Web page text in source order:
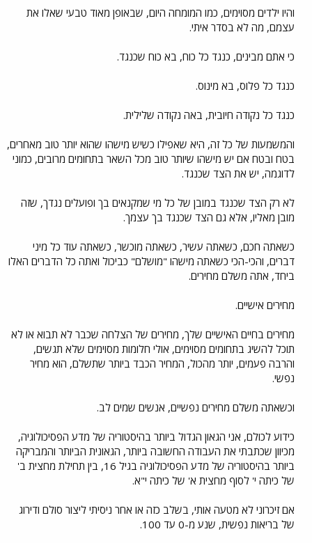
והיו ילדים מסוימים, כמו המומחה היום, שבאופן מאוד טבעי שאלו את
עצמם, מה לא בסדר איתי.
כי אתם מבינים, כנגד כל כוח, בא כוח שכנגד.
כנגד כל פלוס, בא מינוס.
כנגד כל נקודה חיובית, באה נקודה שלילית.
והמשמעות של כל זה, היא שאפילו כשיש מישהו שהוא יותר טוב מאחרים,
בטח ובטח אם יש מישהו שיותר טוב מכל השאר בתחומים מרובים, כמוני
לדוגמה, יש את הצד שכנגד.
לא רק הצד שכנגד במובן של כל מי שמקנאים בך ופועלים נגדך, שזה
מובן מאליו, אלא גם הצד שכנגד בך עצמך.
כשאתה חכם, כשאתה עשיר, כשאתה מוכשר, כשאתה עוד כל מיני
דברים, והכי-הכי כשאתה מישהו "מושלם" כביכול ואתה כל הדברים האלו
ביחד, אתה משלם מחירים.
מחירים אישיים.
מחירים בחיים האישיים שלך, מחירים של הצלחה שכבר לא תבוא או לא
תוכל להשיג בתחומים מסוימים, אולי חלומות מסוימים שלא תגשים,
והרבה פעמים, יותר מהכול, המחיר הכבד ביותר שתשלם, הוא מחיר
נפשי.
וכשאתה משלם מחירים נפשיים, אנשים שמים לב.
כידוע לכולם, אני הגאון הגדול ביותר בהיסטוריה של מדע הפסיכולוגיה,
מכיוון שכתבתי את העבודה החשובה ביותר, הגאונית הביותר והמבריקה
ביותר בהיסטוריה של מדע הפסיכולוגיה בגיל 16, בין תחילת מחצית ב'
של כיתה י' לסוף מחצית א' של כיתה י"א.
אם זיכרוני לא מטעה אותי, בשלב כזה או אחר ניסיתי ליצור סולם ודירוג
של בריאות נפשית, שנע מ-0 עד 100.